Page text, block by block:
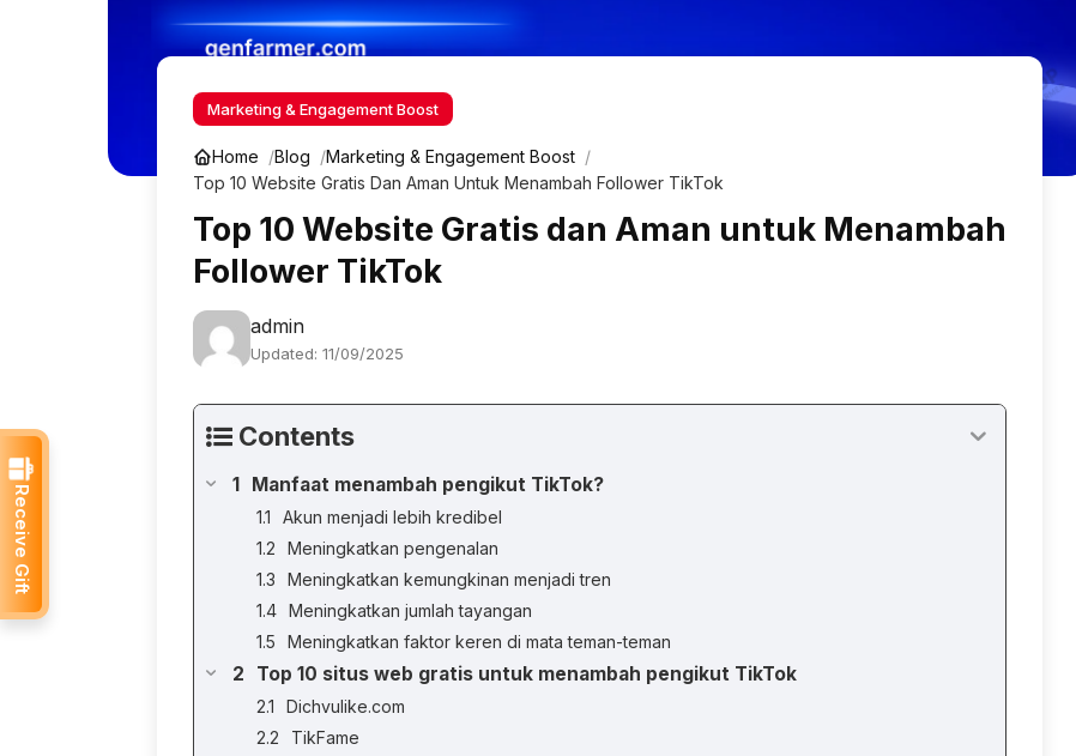
Marketing & Engagement Boost
Home Blog
Marketing & Engagement Boost
Top 10 Website Gratis Dan Aman Untuk Menambah Follower TikTok
Top 10 Website Gratis dan Aman untuk Menambah
Follower TikTok
admin
Updated: 11/09/2025
Contents
Manfaat menambah pengikut TikTok?
Akun menjadi lebih kredibel
Meningkatkan pengenalan
Meningkatkan kemungkinan menjadi tren
Meningkatkan jumlah tayangan
Meningkatkan faktor keren di mata teman-teman
Top 10 situs web gratis untuk menambah pengikut TikTok
Dichvulike.com
TikFame
Receive Gift